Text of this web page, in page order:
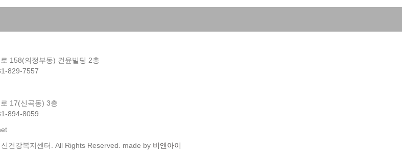
158(의정부동) 건윤빌딩 2층
829-7557
17(신곡동) 3층
894-8059
건강복지센터. All Rights Reserved. made by 비앤아이